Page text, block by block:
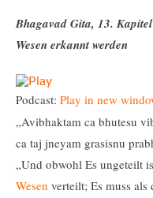
Bhagavad Gita, 13.
Wesen erkannt werden
Podcast: Play in new
„Avibhaktam ca bhutesu
ca taj jneyam grasisnu
„Und obwohl Es ungeteilt
Wesen verteilt; Es muss als